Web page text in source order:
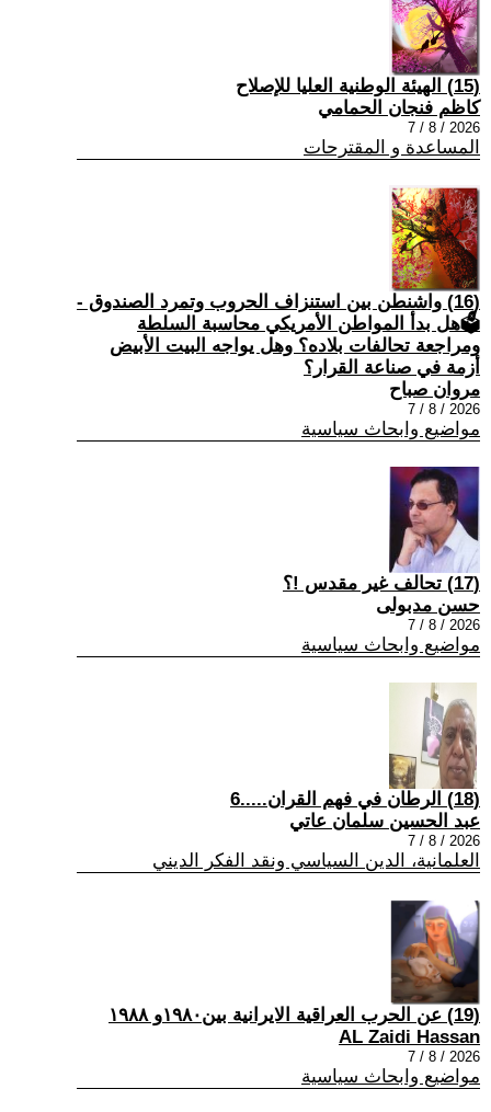
(15) الهيئة الوطنية العليا للإصلاح
كاظم فنجان الحمامي
2026 / 8 / 7
المساعدة و المقترحات
(16) واشنطن بين استنزاف الحروب وتمرد الصندوق -
🗳هل بدأ المواطن الأمريكي محاسبة السلطة
ومراجعة تحالفات بلاده؟ وهل يواجه البيت الأبيض
أزمة في صناعة القرار؟
مروان صباح
2026 / 8 / 7
مواضيع وابحاث سياسية
(17) تحالف غير مقدس !؟
حسن مدبولى
2026 / 8 / 7
مواضيع وابحاث سياسية
(18) الرطان في فهم القران.....6
عبد الحسين سلمان عاتي
2026 / 8 / 7
العلمانية، الدين السياسي ونقد الفكر الديني
(19) عن الحرب العراقية الايرانية بين١٩٨٠و ١٩٨٨
AL Zaidi Hassan
2026 / 8 / 7
مواضيع وابحاث سياسية